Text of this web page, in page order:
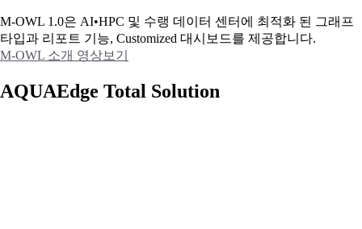
M-OWL 1.0은 AI•HPC 및 수랭 데이터 센터에 최적화 된 그래프
타입과 리포트 기능, Customized 대시보드를 제공합니다.
M-OWL 소개 영상보기
AQUAEdge Total Solution